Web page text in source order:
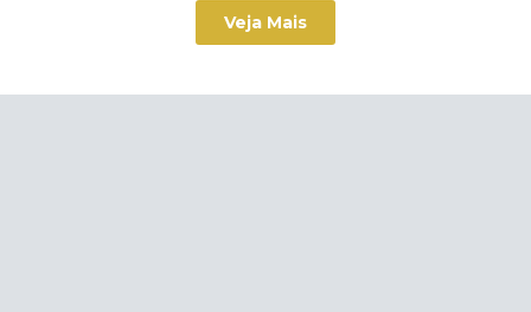
Veja Mais